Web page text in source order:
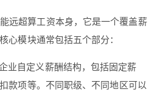
远超算工资本身，它是一个覆盖薪
心模块通常包括五个部分：
业自定义薪酬结构，包括固定薪
款项等。不同职级、不同地区可以